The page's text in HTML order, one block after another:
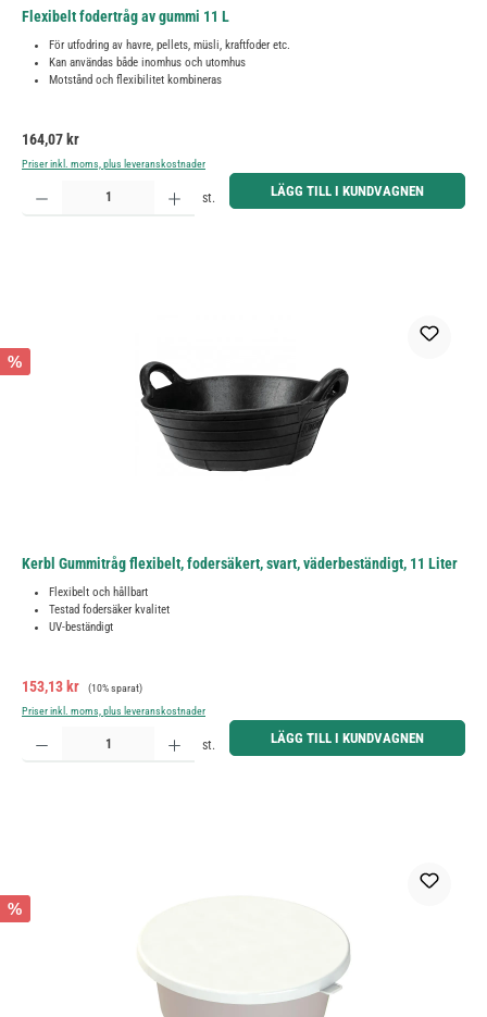
Flexibelt fodertråg av gummi 11 L
För utfodring av havre, pellets, müsli, kraftfoder etc.
Kan användas både inomhus och utomhus
Motstånd och flexibilitet kombineras
Ordinarie pris:
164,07 kr
Priser inkl. moms, plus leveranskostnader
Produktkvantitet: Ange önskat belopp eller använd knapparna för att öka eller minska kvantiteten.
st. LÄGG TILL I KUNDVAGNEN
%
Kerbl Gummitråg flexibelt, fodersäkert, svart, väderbeständigt, 11 Liter
Flexibelt och hållbart
Testad fodersäker kvalitet
UV-beständigt
Försäljningspris:
153,13 kr Ordinarie pris:
(10% sparat)
Priser inkl. moms, plus leveranskostnader
Produktkvantitet: Ange önskat belopp eller använd knapparna för att öka eller minska kvantiteten.
st. LÄGG TILL I KUNDVAGNEN
%